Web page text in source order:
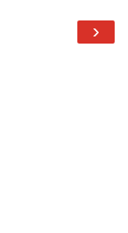
›